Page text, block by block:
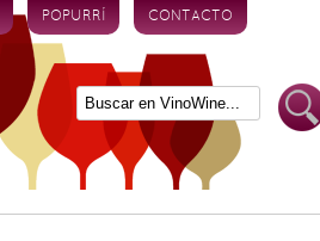
POPURRÍ CONTACTO